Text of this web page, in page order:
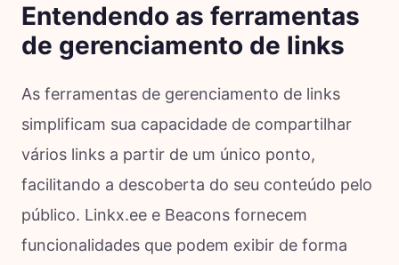
Entendendo as ferramentas
de gerenciamento de links
As ferramentas de gerenciamento de links
simplificam sua capacidade de compartilhar
vários links a partir de um único ponto,
facilitando a descoberta do seu conteúdo pelo
público. Linkx.ee e Beacons fornecem
funcionalidades que podem exibir de forma